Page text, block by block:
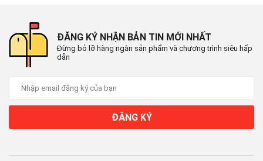
ĐĂNG KÝ NHẬN BẢN TIN MỚI NHẤT
Đừng bỏ lỡ hàng ngàn sản phẩm và chương trình siêu hấp
dẫn
ĐĂNG KÝ